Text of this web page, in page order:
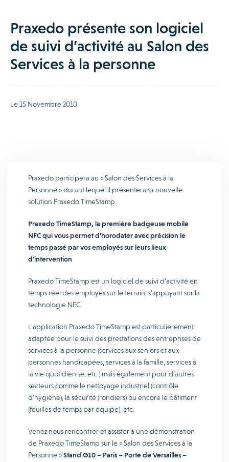
Praxedo présente son logiciel
de suivi d’activité au Salon des
Services à la personne
Le 15 Novembre 2010
Praxedo participera au « Salon des Services à la
Personne » durant lequel il présentera sa nouvelle
solution Praxedo TimeStamp.
Praxedo TimeStamp, la première badgeuse mobile
NFC qui vous permet d’horodater avec précision le
temps passé par vos employés sur leurs lieux
d’intervention
Praxedo TimeStamp est un logiciel de suivi d’activité en
temps réel des employés sur le terrain, s’appuyant sur la
technologie NFC.
L’application Praxedo TimeStamp est particulièrement
adaptée pour le suivi des prestations des entreprises de
services à la personne (services aux seniors et aux
personnes handicapées, services à la famille, services à
la vie quotidienne, etc.) mais également pour d’autres
secteurs comme le nettoyage industriel (contrôle
d’hygiène), la sécurité (rondiers) ou encore le bâtiment
(feuilles de temps par équipe), etc.
Venez nous rencontrer et assister à une démonstration
de Praxedo TimeStamp sur le « Salon des Services à la
Personne »Stand G10 – Paris – Porte de Versailles –